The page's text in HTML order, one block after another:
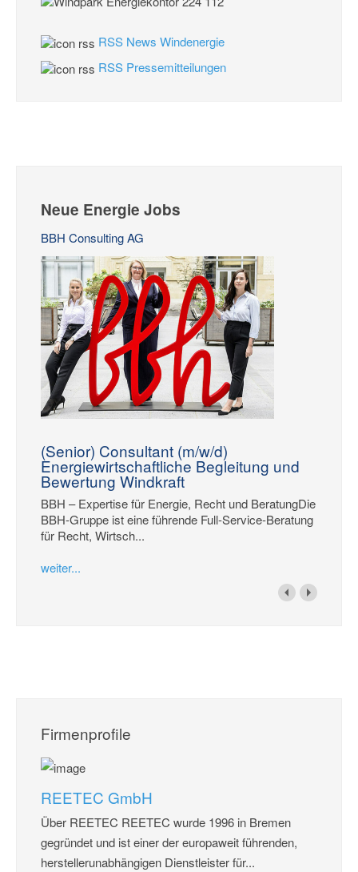
RSS News Windenergie
RSS Pressemitteilungen
Neue Energie Jobs
BBH Consulting AG
(Senior) Consultant (m/w/d)
Energiewirtschaftliche Begleitung und
Bewertung Windkraft
BBH – Expertise für Energie, Recht und BeratungDie
BBH-Gruppe ist eine führende Full-Service-Beratung
für Recht, Wirtsch...
weiter...
Firmenprofile
REETEC GmbH
Über REETEC REETEC wurde 1996 in Bremen
gegründet und ist einer der europaweit führenden,
herstellerunabhängigen Dienstleister für...